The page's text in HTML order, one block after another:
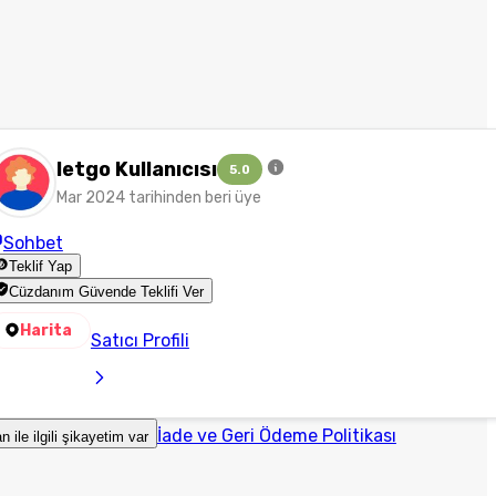
letgo Kullanıcısı 5.0
Mar 2024 tarihinden beri üye
Sohbet
Teklif Yap
Cüzdanım Güvende Teklifi Ver
Harita Satıcı Profili
ile ilgili şikayetim var İade ve Geri Ödeme Politikası